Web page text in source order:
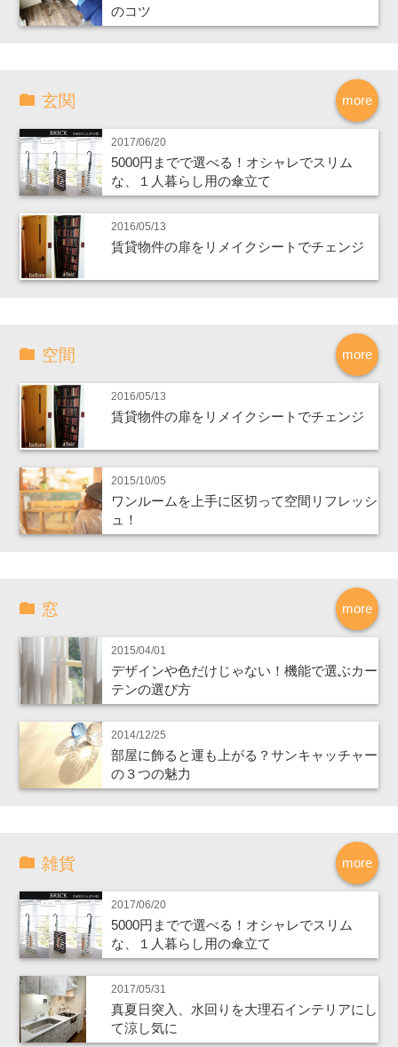
のコツ
more
玄関
2017/06/20
5000円までで選べる！オシャレでスリム
な、１人暮らし用の傘立て
2016/05/13
賃貸物件の扉をリメイクシートでチェンジ
more
空間
2016/05/13
賃貸物件の扉をリメイクシートでチェンジ
2015/10/05
ワンルームを上手に区切って空間リフレッシ
ュ！
more
窓
2015/04/01
デザインや色だけじゃない！機能で選ぶカー
テンの選び方
2014/12/25
部屋に飾ると運も上がる？サンキャッチャー
の３つの魅力
more
雑貨
2017/06/20
5000円までで選べる！オシャレでスリム
な、１人暮らし用の傘立て
2017/05/31
真夏日突入、水回りを大理石インテリアにし
て涼し気に